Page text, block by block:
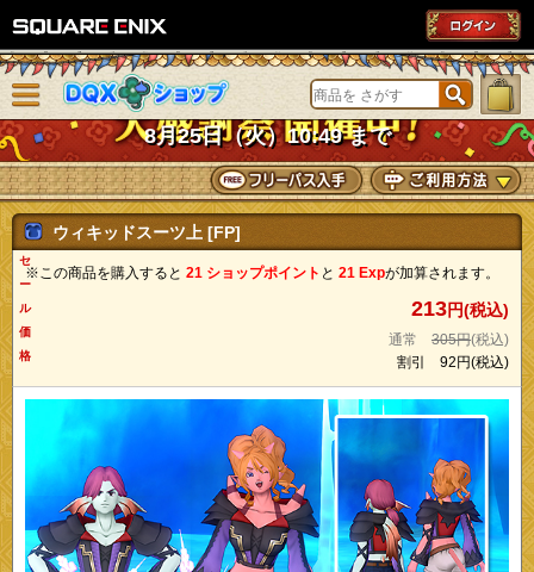
DQXショップ
8月25日（火）10:49 まで
ニューを閉じる
ウィキッドスーツ上 [FP]
※この商品を購入すると 21 ショップポイント と 21 Expが加算されます。
セ
ー
ル
価
格
213円(税込)
通常 305円(税込)
割引 92円(税込)